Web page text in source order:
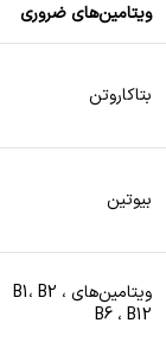
ویتامین‌های ضروری
بتاکاروتن
بیوتین
ویتامین‌های B1، B2 ،
B6 ، B12